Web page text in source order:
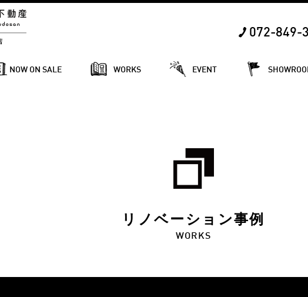
072-849-
NOW ON SALE WORKS EVENT
リノベーション事例
WORKS